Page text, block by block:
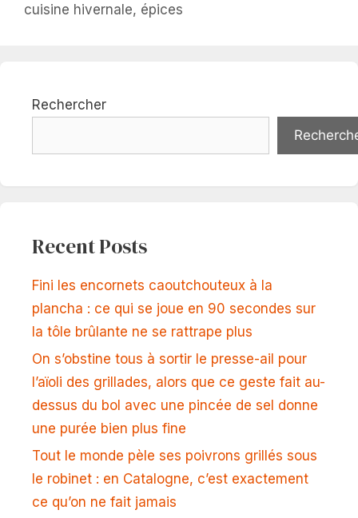
cuisine hivernale, épices
Rechercher
Recent Posts
Fini les encornets caoutchouteux à la
plancha : ce qui se joue en 90 secondes sur
la tôle brûlante ne se rattrape plus
On s’obstine tous à sortir le presse-ail pour
l’aïoli des grillades, alors que ce geste fait au-
dessus du bol avec une pincée de sel donne
une purée bien plus fine
Tout le monde pèle ses poivrons grillés sous
le robinet : en Catalogne, c’est exactement
ce qu’on ne fait jamais